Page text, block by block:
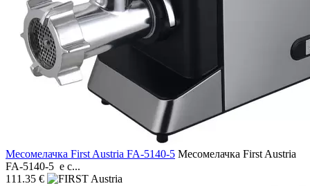
Месомелачка First Austria FA-5140-5 Месомелачка First Austria
FA-5140-5 е с...
111.35 €